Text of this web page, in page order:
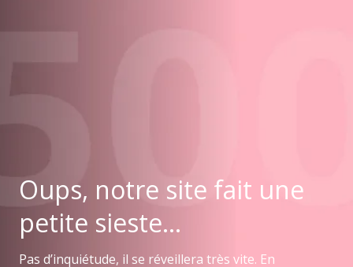
Oups, notre site fait une
petite sieste...
Pas d’inquiétude, il se réveillera très vite. En